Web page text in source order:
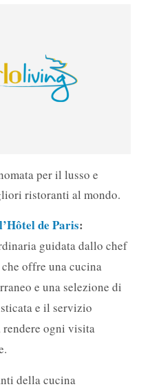
per il lusso e
ristoranti al mondo.
de Paris:
guidata dallo chef
offre una cucina
e una selezione di
e il servizio
ogni visita
della cucina